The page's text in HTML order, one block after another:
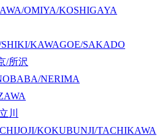
OMIYA/KOSHIGAYA
KAWAGOE/SAKADO
/所沢
NERIMA
川
KOKUBUNJI/TACHIKAWA